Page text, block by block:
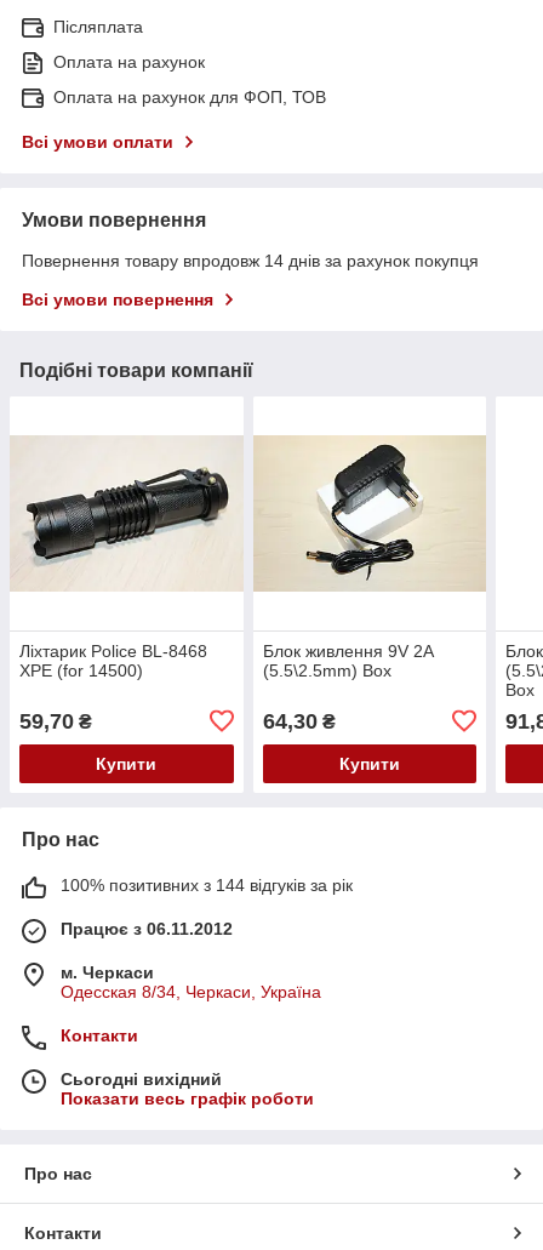
Післяплата
Оплата на рахунок
Оплата на рахунок для ФОП, ТОВ
Всі умови оплати
Умови повернення
Повернення товару впродовж 14 днів за рахунок покупця
Всі умови повернення
Подібні товари компанії
Ліхтарик Police BL-8468
XPE (for 14500)
59,70 ₴
Купити
Блок живлення 9V 2A
(5.5\2.5mm) Box
64,30₴
Купити
Box
Про нас
100% позитивних з 144 відгуків за рік
Працює з 06.11.2012
м. Черкаси
Одесская 8/34, Черкаси, Україна
Контакти
Сьогодні вихідний
Показати весь графік роботи
Про нас
Контакти